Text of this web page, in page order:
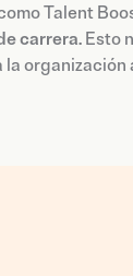
Talent
carrera. Esto